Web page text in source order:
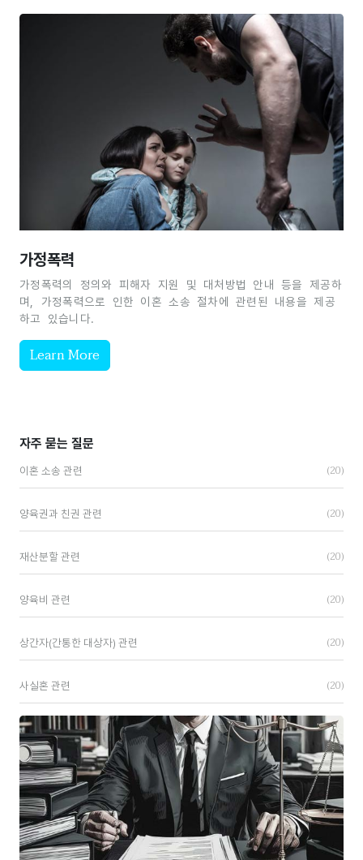
가정폭력
가정폭력의 정의와 피해자 지원 및 대처방법 안내 등을 제공하
며, 가정폭력으로 인한 이혼 소송 절차에 관련된 내용을 제공
하고 있습니다.
Learn More
자주 묻는 질문
이혼 소송 관련 (20)
양육권과 친권 관련 (20)
재산분할 관련 (20)
양육비 관련 (20)
상간자(간통한 대상자) 관련 (20)
사실혼 관련 (20)